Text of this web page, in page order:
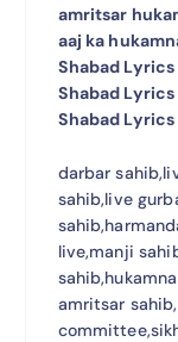
amritsar
aaj ka
Shabad
Shabad
Shabad Lyrics
darbar
sahib,live
live,manji
amritsar